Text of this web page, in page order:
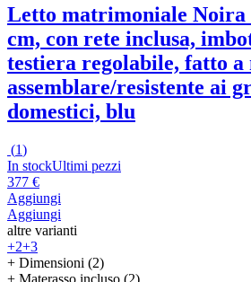
Letto matrimoniale Noira
cm, con rete inclusa,
testiera regolabile, fatto a
assemblare/resistente ai
domestici, blu
(1)
In stockUltimi pezzi
377 €
Aggiungi
Aggiungi
altre varianti
+2+3
+ Dimensioni (2)
+ Materasso incluso (2)